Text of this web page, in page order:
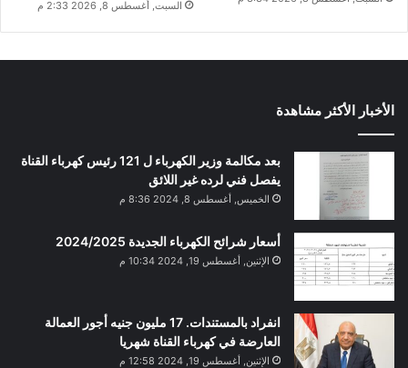
السبت, أغسطس 8, 2026 2:33 م
الأخبار الأكثر مشاهدة
بعد مكالمة وزير الكهرباء ل 121 رئيس كهرباء القناة
يفصل فني لرده غير اللائق
الخميس, أغسطس 8, 2024 8:36 م
أسعار شرائح الكهرباء الجديدة 2024/2025
الإثنين, أغسطس 19, 2024 10:34 م
انفراد بالمستندات. 17 مليون جنيه أجور العمالة
العارضة في كهرباء القناة شهريا
الإثنين, أغسطس 19, 2024 12:58 م